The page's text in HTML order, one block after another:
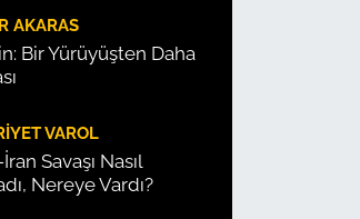
AKARAS
Bir Yürüyüşten Daha
VAROL
Savaşı Nasıl
Nereye Vardı?